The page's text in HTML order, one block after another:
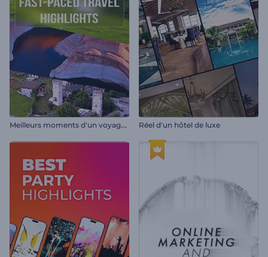
M
eilleurs moments d'un voyage express Réel d'un hôtel de luxe